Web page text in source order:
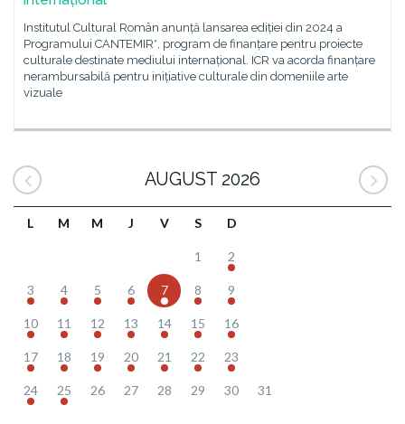
Institutul Cultural Român anunță lansarea ediției din 2024 a
Programului CANTEMIR*, program de finanțare pentru proiecte
culturale destinate mediului internațional. ICR va acorda finanțare
nerambursabilă pentru inițiative culturale din domeniile arte
vizuale
AUGUST 2026
L M M J V S D
1 2
3 4 5 6 7 8 9
10 11 12 13 14 15 16
17 18 19 20 21 22 23
24 25 26 27 28 29 30 31